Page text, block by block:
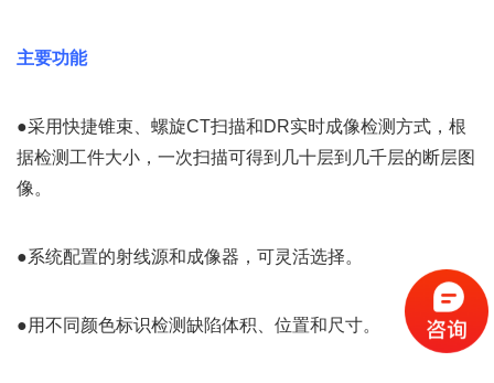
主要功能
●采用快捷锥束、螺旋CT扫描和DR实时成像检测方式，根
据检测工件大小，一次扫描可得到几十层到几千层的断层图
像。
●系统配置的射线源和成像器，可灵活选择。
●用不同颜色标识检测缺陷体积、位置和尺寸。